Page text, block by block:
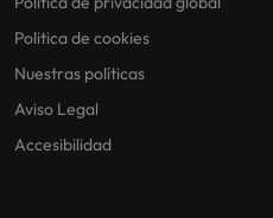
Politica de cookies
Nuestras políticas
Aviso Legal
Accesibilidad